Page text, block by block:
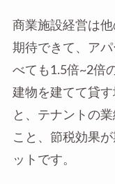
商業施設経営は
期待できて、ア
べても1.5倍~2倍
建物を建てて貸
と、テナントの
こと、節税効果
ットです。